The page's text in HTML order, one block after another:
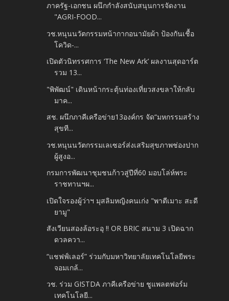
ภาครัฐ-เอกชน ผนึกกำลังสนับสนุนการจัดงาน
"AGRI-FOOD...
วช.หนุนนวัตกรรมหน้ากากอนามัยผ้า ป้องกันเชื้อ
โควิด-...
เปิดตัวนิทรรศการ ‘The New Ark’ ผลงานสุดอาร์ต
รวม 13...
"พิพัฒน์" เดินหน้ากระตุ้นท่องเที่ยวสงขลาให้กลับ
มาค...
สช. ผนึกภาคีเครือข่าย13องค์กร จัด“มหกรรมสร้าง
สุขที...
วช.หนุนนวัตกรรมเลเซอร์ส่งเสริมสุขภาพช่องปาก
ผู้สูงอ...
กรมการพัฒนาชุมชนก้าวสู่ปีที่60 มอบโล่ห์พระ
ราชทานฯผ...
เปิดใจรองผู้ว่าฯ มุสลิมหญิงคนเก่ง "พาตีเมาะ สะดี
ยามู"
สังเวียนสองล้อระอุ !! OR BRIC สนาม 3 เปิดฉาก
ดวลควา...
“แชฟฟ์เลอร์” ร่วมกับมหาวิทยาลัยเทคโนโลยีพระ
จอมเกล้...
วช. ร่วม GISTDA ภาคีเครือข่าย ชูแพลตฟอร์ม
เทคโนโลยี...